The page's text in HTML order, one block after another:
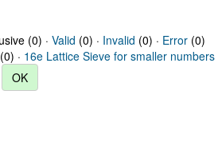
(0) · Valid (0) · Invalid (0) · Error(0)
(0) · 16e Lattice Sieve for smaller numbers